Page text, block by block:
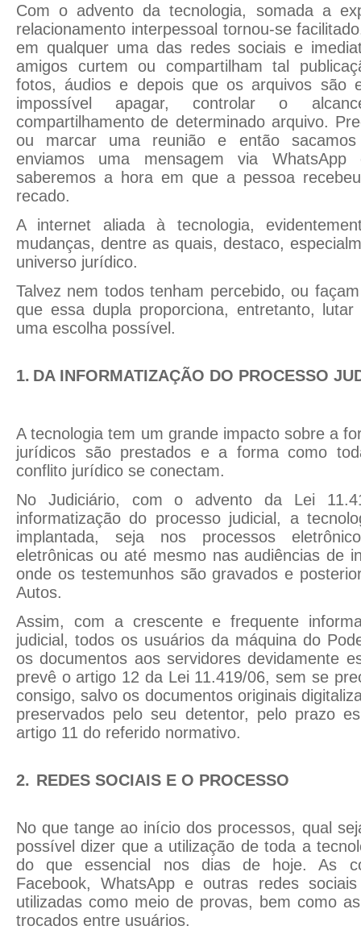
Com o advento da tecnologia, somada a
relacionamento interpessoal tornou-se
em qualquer uma das redes sociais e
amigos curtem ou compartilham tal
fotos, áudios e depois que os arquivos são
impossível apagar, controlar o
compartilhamento de determinado arquivo.
ou marcar uma reunião e então
enviamos uma mensagem via WhatsApp
saberemos a hora em que a pessoa
recado.
A internet aliada à tecnologia,
mudanças, dentre as quais, destaco,
universo jurídico.
Talvez nem todos tenham percebido, ou
que essa dupla proporciona, entretanto,
uma escolha possível.
1. DA INFORMATIZAÇÃO DO PROCESSO
A tecnologia tem um grande impacto sobre a
jurídicos são prestados e a forma como
conflito jurídico se conectam.
No Judiciário, com o advento da Lei
informatização do processo judicial, a
implantada, seja nos processos
eletrônicas ou até mesmo nas audiências de
onde os testemunhos são gravados e
Autos.
Assim, com a crescente e frequente
judicial, todos os usuários da máquina do
os documentos aos servidores devidamente
prevê o artigo 12 da Lei 11.419/06, sem se
consigo, salvo os documentos originais
preservados pelo seu detentor, pelo prazo
artigo 11 do referido normativo.
2. REDES SOCIAIS E O PROCESSO
No que tange ao início dos processos, qual
possível dizer que a utilização de toda a
do que essencial nos dias de hoje. As
Facebook, WhatsApp e outras redes
utilizadas como meio de provas, bem como
trocados entre usuários.